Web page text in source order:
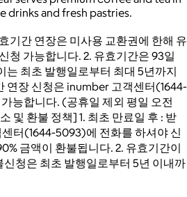
drinks and fresh pastries.
기간 연장은 미사용 교환권에 한해 유
청 가능합니다. 2. 유효기간은 93일
는 최초 발행일로부터 최대 5년까지
연장 신청은 inumber 고객센터(1644-
능합니다. (공휴일 제외 평일 오전
및 환불 정책] 1. 최초 만료일 후 : 받
터(1644-5093)에 전화를 하셔야 신
금액이 환불됩니다. 2. 유효기간이
청은 최초 발행일로부터 5년 이내까